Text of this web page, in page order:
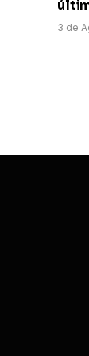
3 de